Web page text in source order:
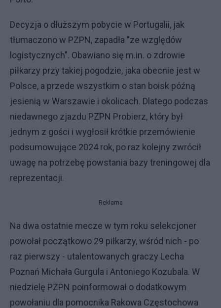
Decyzja o dłuższym pobycie w Portugalii, jak
tłumaczono w PZPN, zapadła "ze względów
logistycznych". Obawiano się m.in. o zdrowie
piłkarzy przy takiej pogodzie, jaka obecnie jest w
Polsce, a przede wszystkim o stan boisk późną
jesienią w Warszawie i okolicach. Dlatego podczas
niedawnego zjazdu PZPN Probierz, który był
jednym z gości i wygłosił krótkie przemówienie
podsumowujące 2024 rok, po raz kolejny zwrócił
uwagę na potrzebę powstania bazy treningowej dla
reprezentacji.
Reklama
Na dwa ostatnie mecze w tym roku selekcjoner
powołał początkowo 29 piłkarzy, wśród nich - po
raz pierwszy - utalentowanych graczy Lecha
Poznań Michała Gurgula i Antoniego Kozubala. W
niedzielę PZPN poinformował o dodatkowym
powołaniu dla pomocnika Rakowa Częstochowa